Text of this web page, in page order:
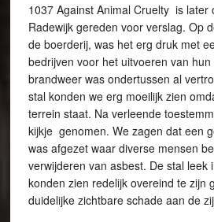
1037 Against Animal Cruelty is later
Radewijk gereden voor verslag. Op
de boerderij, was het erg druk met
bedrijven voor het uitvoeren van
brandweer was ondertussen al
stal konden we erg moeilijk zien
terrein staat. Na verleende
kijkje genomen. We zagen dat een
was afgezet waar diverse mensen
verwijderen van asbest. De stal leek
konden zien redelijk overeind te zijn
duidelijke zichtbare schade aan de